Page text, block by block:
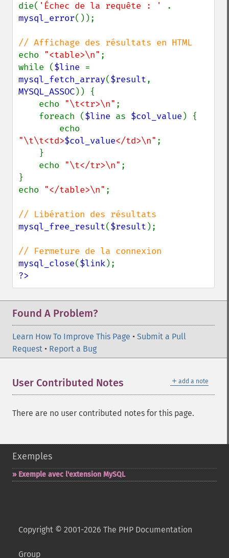
die( 'Échec de la requête : '
mysql_error());
echo "<table>\n" ;
while ($line
mysql_fetch_array($result
MYSQL_ASSOC)) {
    echo
"\t<tr>\n" ;
    foreach (
$line as $col_value ) {
"\t\t<td>$col_value</td>\n" ;
    echo
"\t</tr>\n" ;
}
echo "</table>\n" ;
mysql_free_result($result );
mysql_close($link
?>
Found A Problem?
Learn How To Improve This Page • Submit a Pull
Request • Report a Bug
＋ add a note
User Contributed Notes
There are no user contributed notes for this page.
Exemples
Exemple avec l'extension MySQL
Copyright © 2001-2026 The PHP Documentation
Group